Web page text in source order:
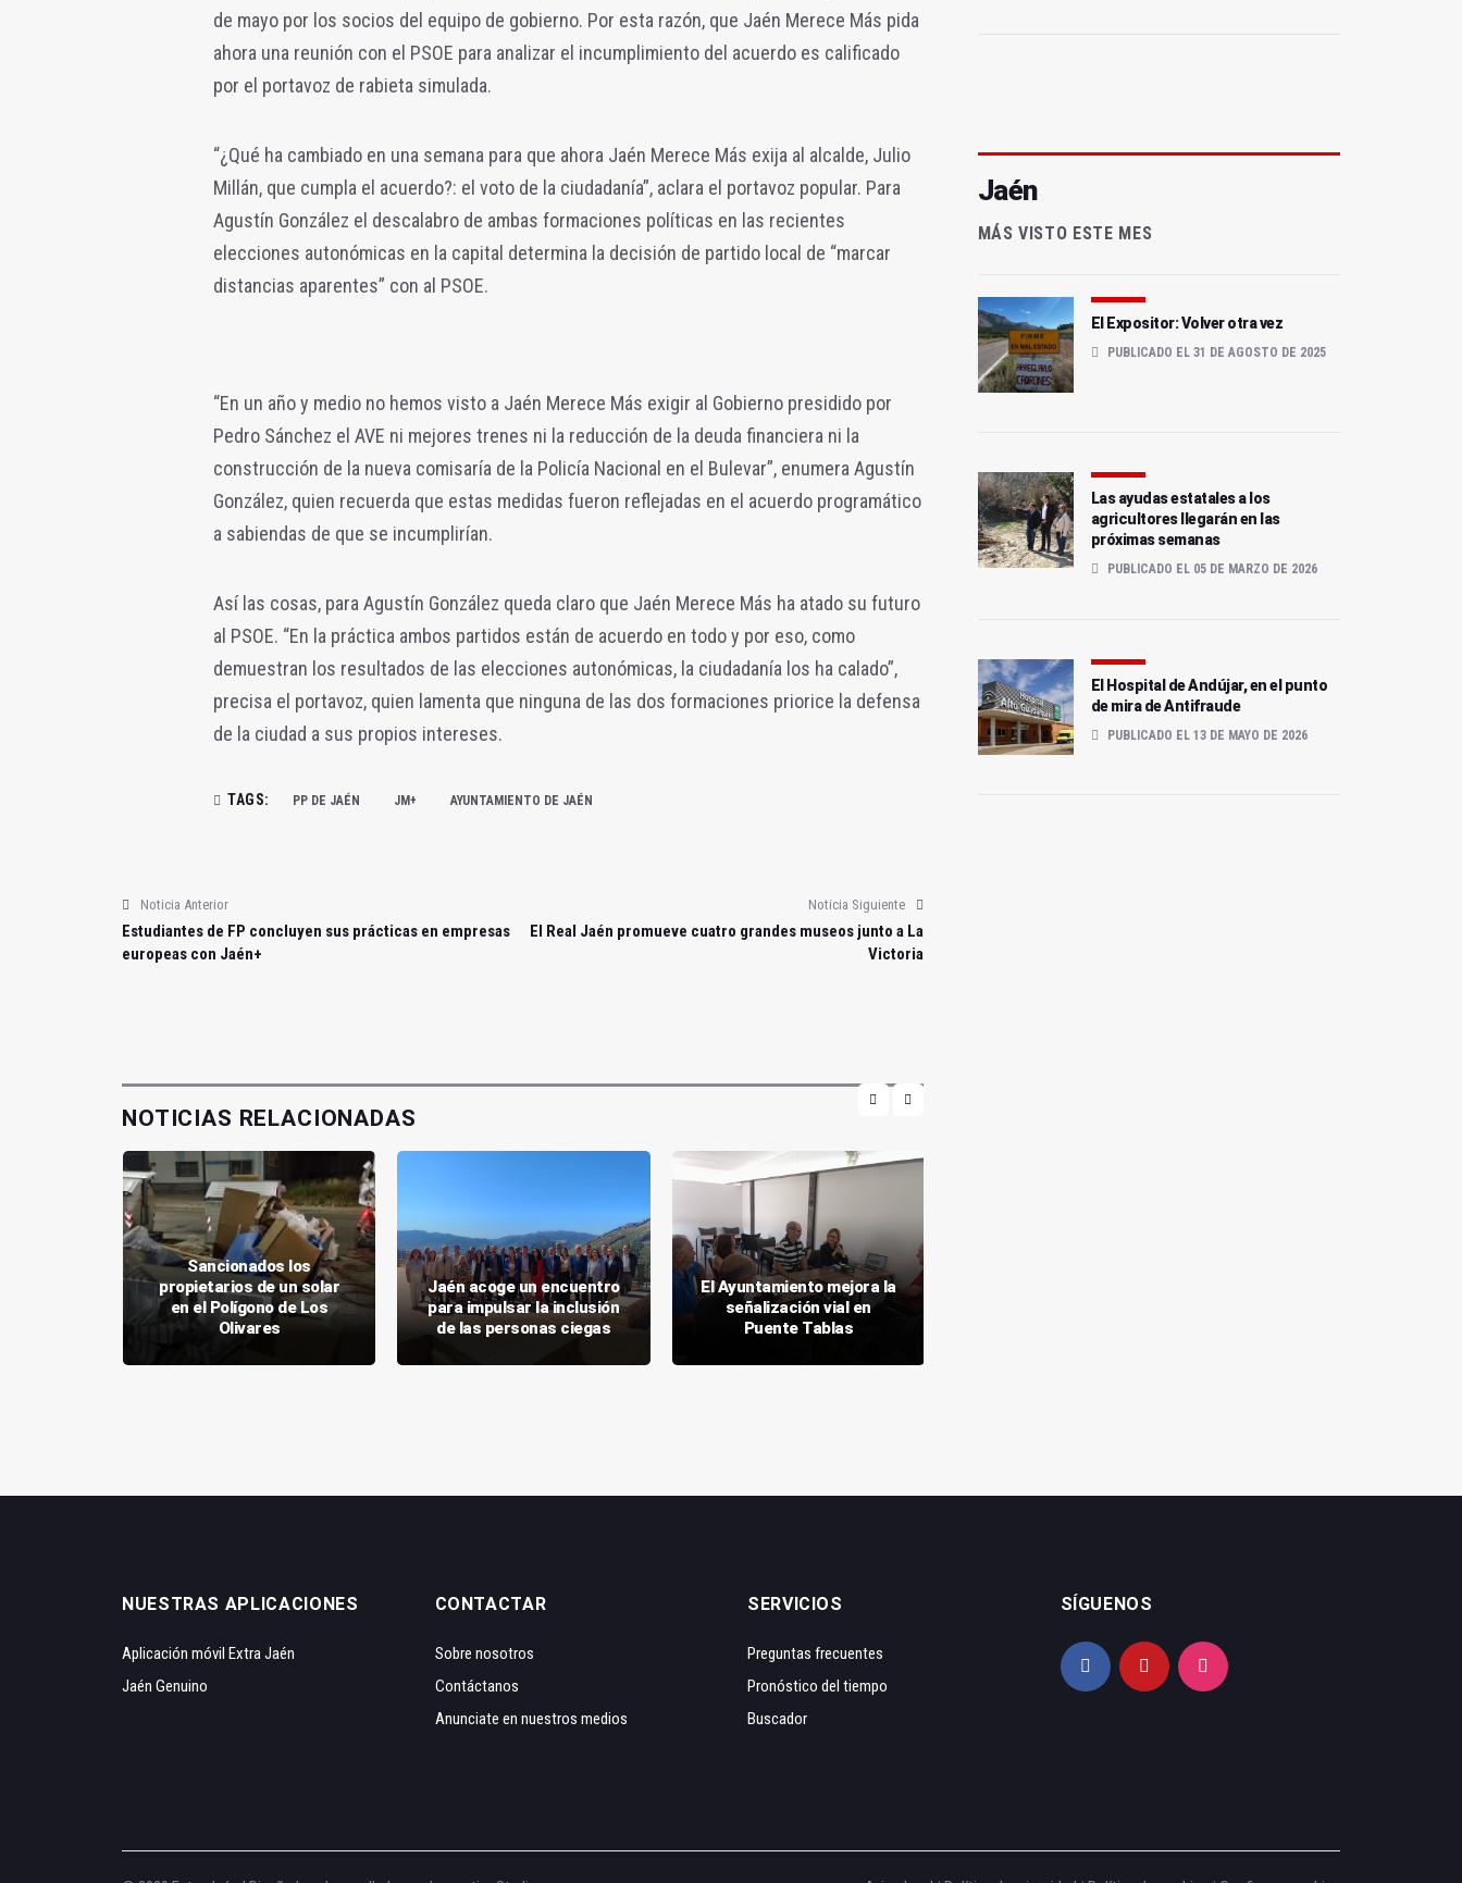
de mayo por los socios del equipo de gobierno. Por esta razón, que Jaén Merece Más pida
ahora una reunión con el PSOE para analizar el incumplimiento del acuerdo es calificado
por el portavoz de rabieta simulada.
“¿Qué ha cambiado en una semana para que ahora Jaén Merece Más exija al alcalde, Julio
Millán, que cumpla el acuerdo?: el voto de la ciudadanía”, aclara el portavoz popular. Para
Agustín González el descalabro de ambas formaciones políticas en las recientes
elecciones autonómicas en la capital determina la decisión de partido local de “marcar
distancias aparentes” con al PSOE.
“En un año y medio no hemos visto a Jaén Merece Más exigir al Gobierno presidido por
Pedro Sánchez el AVE ni mejores trenes ni la reducción de la deuda financiera ni la
construcción de la nueva comisaría de la Policía Nacional en el Bulevar”, enumera Agustín
González, quien recuerda que estas medidas fueron reflejadas en el acuerdo programático
a sabiendas de que se incumplirían.
Así las cosas, para Agustín González queda claro que Jaén Merece Más ha atado su futuro
al PSOE. “En la práctica ambos partidos están de acuerdo en todo y por eso, como
demuestran los resultados de las elecciones autonómicas, la ciudadanía los ha calado”,
precisa el portavoz, quien lamenta que ninguna de las dos formaciones priorice la defensa
de la ciudad a sus propios intereses.
TAGS: PP DE JAÉN JM+ AYUNTAMIENTO DE JAÉN
Noticia Anterior
Estudiantes de FP concluyen sus prácticas en empresas
europeas con Jaén+
Noticia Siguiente
El Real Jaén promueve cuatro grandes museos junto a La
Victoria
NOTICIAS RELACIONADAS
Sancionados los
propietarios de un solar
en el Polígono de Los
Olivares
Jaén acoge un encuentro
para impulsar la inclusión
de las personas ciegas
El Ayuntamiento mejora la
señalización vial en
Puente Tablas
Jaén
MÁS VISTO ESTE MES
El Expositor: Volver otra vez
PUBLICADO EL 31 DE AGOSTO DE 2025
Las ayudas estatales a los
agricultores llegarán en las
próximas semanas
PUBLICADO EL 05 DE MARZO DE 2026
El Hospital de Andújar, en el punto
de mira de Antifraude
PUBLICADO EL 13 DE MAYO DE 2026
NUESTRAS APLICACIONES
Aplicación móvil Extra Jaén
Jaén Genuino
CONTACTAR
Sobre nosotros
Contáctanos
Anunciate en nuestros medios
SERVICIOS
Preguntas frecuentes
Pronóstico del tiempo
Buscador
SÍGUENOS